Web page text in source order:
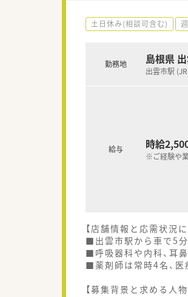
土日休み(相談可含む)
勤務地 島根県
出雲市駅
給与 時給
※ご経験や
【店舗情報と応需状況に
■出雲市駅から車で5分
■呼吸器科や内科、耳
■薬剤師は常時4名、医
【募集背景と求める人